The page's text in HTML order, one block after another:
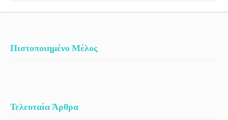
Πιστοποιημένο Μέλος
Τελευταία Άρθρα